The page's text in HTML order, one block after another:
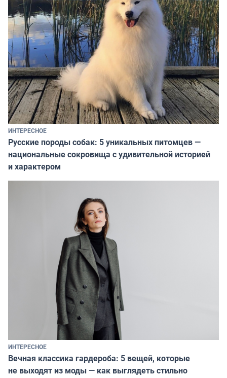
ИНТЕРЕСНОЕ
Русские породы собак: 5 уникальных питомцев —
национальные сокровища с удивительной историей
и характером
ИНТЕРЕСНОЕ
Вечная классика гардероба: 5 вещей, которые
не выходят из моды — как выглядеть стильно